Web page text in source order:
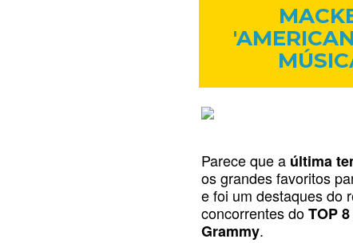
Parece que a última
os grandes favoritos
e foi um destaques do
concorrentes doTOP 8
Grammy.